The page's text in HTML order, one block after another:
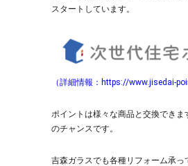
スタートしています。
（詳細情報：https://www.jisedai-
ポイントは様々な商品と交換できま
のチャンスです。
吉森ガラスでも各種リフォーム承っ